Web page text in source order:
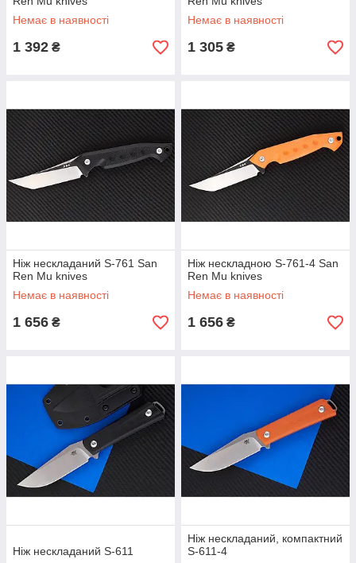
Немає в наявності
1 392 ₴
Немає в наявності
1 305 ₴
Ніж нескладаний S-761 San
Ren Mu knives
Немає в наявності
1 656 ₴
Ніж нескладною S-761-4 San
Ren Mu knives
Немає в наявності
1 656 ₴
Ніж нескладаний S-611
Ніж нескладаний, компактний
S-611-4